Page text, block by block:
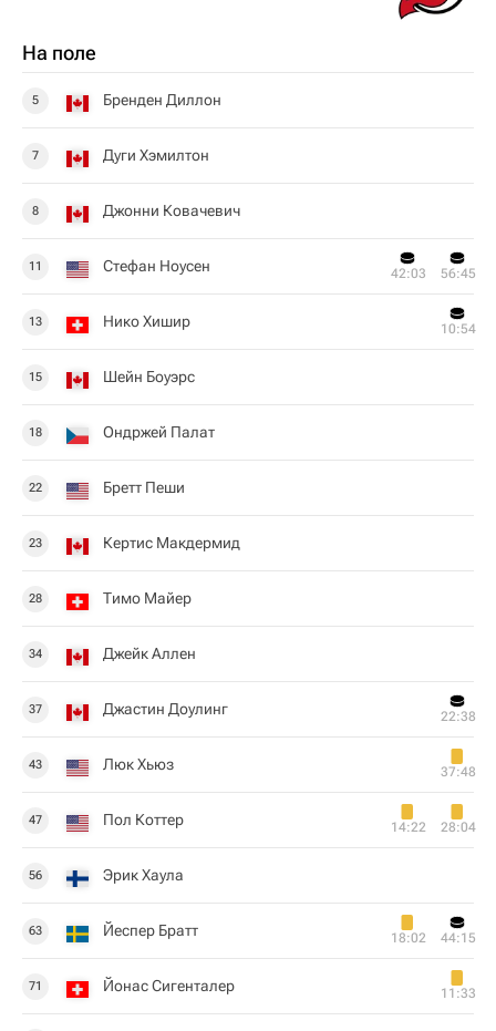
На поле
5 Бренден Диллон
7 Дуги Хэмилтон
8 Джонни Ковачевич
11 Стефан Ноусен 42:03 56:45
13 Нико Хишир 10:54
15 Шейн Боуэрс
18 Ондржей Палат
22 Бретт Пеши
23 Кертис Макдермид
28 Тимо Майер
34 Джейк Аллен
37 Джастин Доулинг 22:38
43 Люк Хьюз 37:48
47 Пол Коттер 14:22 28:04
56 Эрик Хаула
63 Йеспер Братт 18:02 44:15
71 Йонас Сигенталер 11:33